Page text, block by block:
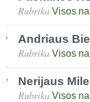
Rubrika Visos
Andriaus
Rubrika Visos
Nerijaus
Rubrika Visos